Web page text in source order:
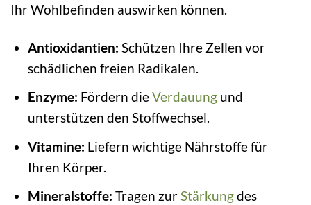
Ihr Wohlbefinden auswirken können.
Antioxidantien: Schützen Ihre Zellen vor
schädlichen freien Radikalen.
Enzyme: Fördern dieVerdauungund
unterstützen den Stoffwechsel.
Vitamine: Liefern wichtige Nährstoffe für
Ihren Körper.
Mineralstoffe: Tragen zurStärkungdes